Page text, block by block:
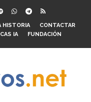
HISTORIA
CONTACTAR
IA FUNDACIÓN